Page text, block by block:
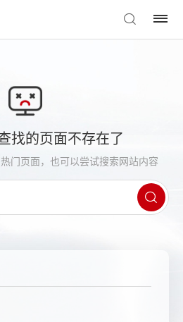
找的页面不存在了
门页面，也可以尝试搜索网站内容